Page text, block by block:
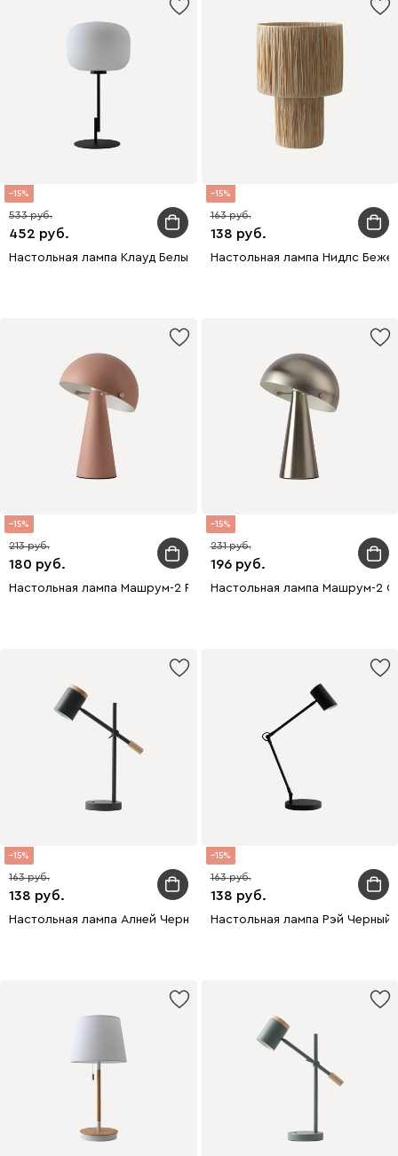
15
452
533
Настольная лампа Клауд Белый
15
138
163
Настольная лампа Нидлс
15
180
213
Настольная лампа Машрум-2 Розовый
15
196
231
Настольная лампа Машрум-2
15
138
163
Настольная лампа Алней Черный
15
138
163
Настольная лампа Рэй Черный